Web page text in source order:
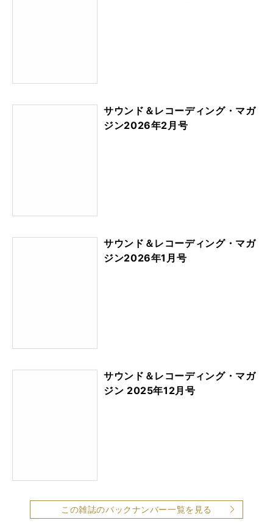
サウンド＆レコーディング・マガ
ジン2026年2月号
サウンド＆レコーディング・マガ
ジン2026年1月号
サウンド＆レコーディング・マガ
ジン 2025年12月号
この雑誌のバックナンバー一覧を見る